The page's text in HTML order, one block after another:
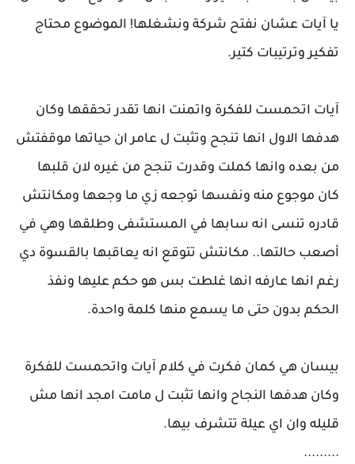
يا آيات عشان نفتح شركة ونشغلها! الموضوع محتاج
تفكير وترتيبات كتير.
آيات اتحمست للفكرة واتمنت انها تقدر تحققها وكان
هدفها الاول انها تنجح وتثبت ل عامر ان حياتها موقفتش
من بعده وانها كملت وقدرت تنجح من غيره لان قلبها
كان موجوع منه ونفسها توجعه زي ما وجعها ومكانتش
قادره تنسى انه سابها في المستشفى وطلقها وهي في
أصعب حالتها.. مكانتش تتوقع انه يعاقبها بالقسوة دي
رغم انها عارفه انها غلطت بس هو حكم عليها ونفذ
الحكم بدون حتى ما يسمع منها كلمة واحدة.
بيسان هي كمان فكرت في كلام آيات واتحمست للفكرة
وكان هدفها النجاح وانها تثبت ل مامت امجد انها مش
قليله وان اي عيلة تتشرف بيها.
.........